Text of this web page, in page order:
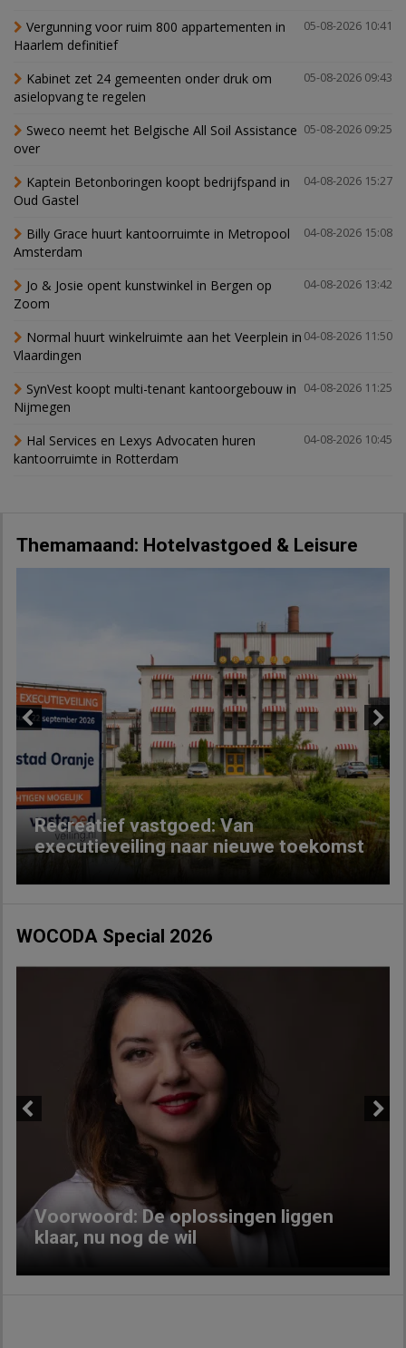
05-08-2026 10:41
Vergunning voor ruim 800 appartementen in
Haarlem definitief
05-08-2026 09:43
Kabinet zet 24 gemeenten onder druk om
asielopvang te regelen
05-08-2026 09:25
Sweco neemt het Belgische All Soil Assistance
over
04-08-2026 15:27
Kaptein Betonboringen koopt bedrijfspand in
Oud Gastel
04-08-2026 15:08
Billy Grace huurt kantoorruimte in Metropool
Amsterdam
04-08-2026 13:42
Jo & Josie opent kunstwinkel in Bergen op
Zoom
04-08-2026 11:50
Normal huurt winkelruimte aan het Veerplein in
Vlaardingen
04-08-2026 11:25
SynVest koopt multi-tenant kantoorgebouw in
Nijmegen
04-08-2026 10:45
Hal Services en Lexys Advocaten huren
kantoorruimte in Rotterdam
Themamaand: Hotelvastgoed & Leisure
Recreatief vastgoed: Van
executieveiling naar nieuwe toekomst
Next
WOCODA Special 2026
Voorwoord: De oplossingen liggen
klaar, nu nog de wil